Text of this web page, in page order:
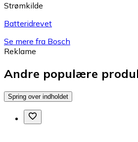
Strømkilde
Batteridrevet
Se mere fra Bosch
Reklame
Andre populære
Spring over indholdet